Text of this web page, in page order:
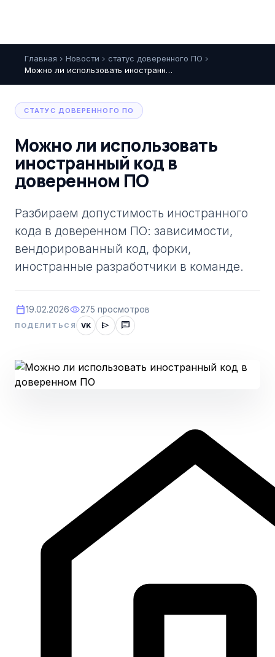
Главная chevron_right Новости chevron_right статус доверенного ПО chevron_right
Можно ли использовать иностранный код в доверенном ПО
СТАТУС ДОВЕРЕННОГО ПО
Можно ли использовать
иностранный код в
доверенном ПО
Разбираем допустимость иностранного
кода в доверенном ПО: зависимости,
вендорированный код, форки,
иностранные разработчики в команде.
calendar_today19.02.2026visibility275 просмотров
ПОДЕЛИТЬСЯ VK send chat